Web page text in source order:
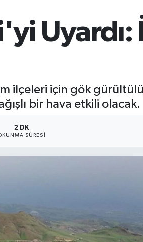
Uyardı:
için gök gürültülü
bir hava etkili olacak.
2 DK
SÜRESI